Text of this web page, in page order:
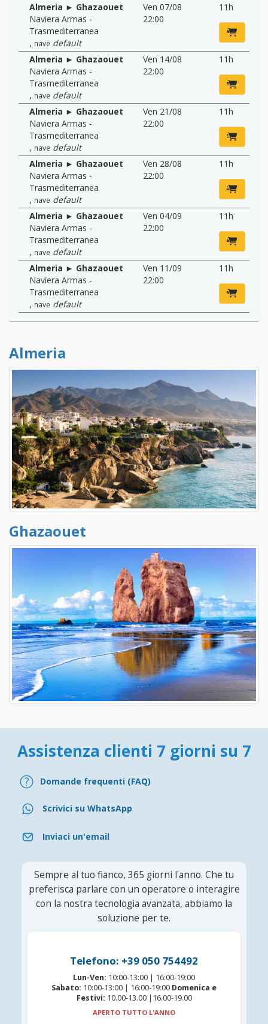
Almeria ► Ghazaouet
Naviera Armas -
Trasmediterranea
, nave default
Ven 07/08
22:00
11h
Almeria ► Ghazaouet
Naviera Armas -
Trasmediterranea
, nave default
Ven 14/08
22:00
11h
Almeria ► Ghazaouet
Naviera Armas -
Trasmediterranea
, nave default
Ven 21/08
22:00
11h
Almeria ► Ghazaouet
Naviera Armas -
Trasmediterranea
, nave default
Ven 28/08
22:00
11h
Almeria ► Ghazaouet
Naviera Armas -
Trasmediterranea
, nave default
Ven 04/09
22:00
11h
Almeria ► Ghazaouet
Naviera Armas -
Trasmediterranea
, nave default
Ven 11/09
22:00
11h
Almeria
Ghazaouet
Assistenza clienti 7 giorni su 7
Domande frequenti (FAQ)
Scrivici su WhatsApp
Inviaci un'email
Sempre al tuo fianco, 365 giorni l'anno. Che tu
preferisca parlare con un operatore o interagire
con la nostra tecnologia avanzata, abbiamo la
soluzione per te.
Telefono: +39 050 754492
Lun-Ven: 10:00-13:00 | 16:00-19:00
Sabato: 10:00-13:00 | 16:00-19:00 Domenica e
Festivi: 10.00-13.00 |16.00-19.00
APERTO TUTTO L'ANNO